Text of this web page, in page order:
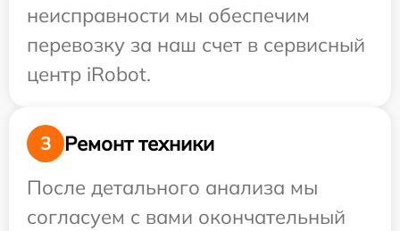
неисправности мы обеспечим
перевозку за наш счет в сервисный
центр iRobot.
3
Ремонт техники
После детального анализа мы
согласуем с вами окончательный